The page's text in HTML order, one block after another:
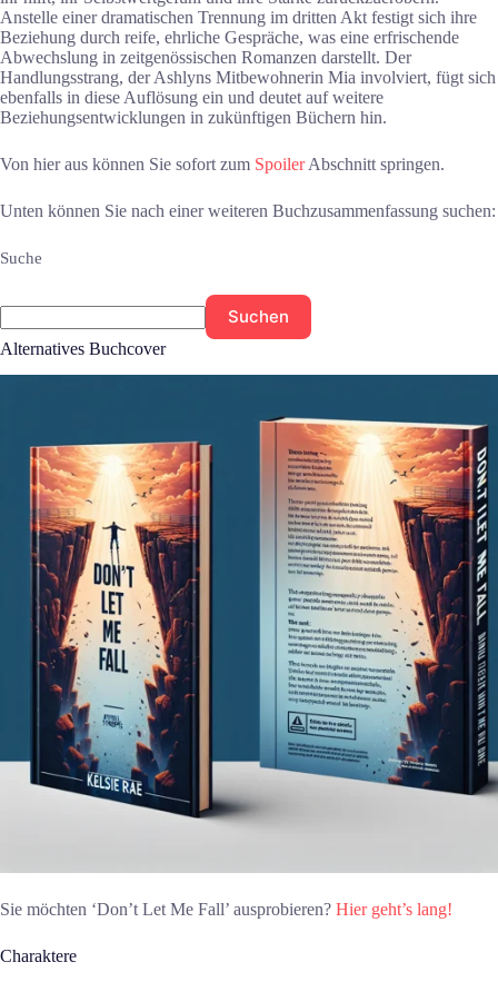
Anstelle einer dramatischen Trennung im dritten Akt festigt sich ihre
Beziehung durch reife, ehrliche Gespräche, was eine erfrischende
Abwechslung in zeitgenössischen Romanzen darstellt. Der
Handlungsstrang, der Ashlyns Mitbewohnerin Mia involviert, fügt sich
ebenfalls in diese Auflösung ein und deutet auf weitere
Beziehungsentwicklungen in zukünftigen Büchern hin.
Von hier aus können Sie sofort zum SpoilerAbschnitt springen.
Unten können Sie nach einer weiteren Buchzusammenfassung suchen:
Suche
Suchen
Alternatives Buchcover
Sie möchten ‘Don’t Let Me Fall’ ausprobieren? Hier geht’s lang!
Charaktere